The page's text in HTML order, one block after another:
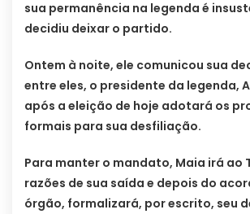
sua permanência na legenda é
decidiu deixar o partido.
Ontem à noite, ele comunicou sua
entre eles, o presidente da legenda,
após a eleição de hoje adotará os
formais para sua desfiliação.
Para manter o mandato, Maia irá ao
razões de sua saída e depois do
órgão, formalizará, por escrito, seu